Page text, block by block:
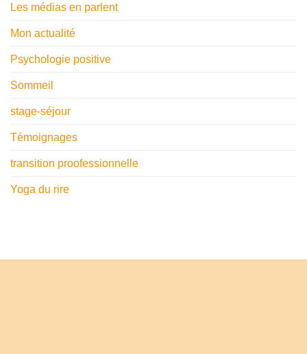
Les médias en parlent
Mon actualité
Psychologie positive
Sommeil
stage-séjour
Témoignages
transition proofessionnelle
Yoga du rire